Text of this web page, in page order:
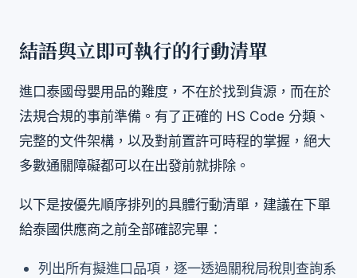
結語與立即可執行的行動清單
進口泰國母嬰用品的難度，不在於找到貨源，而在於
法規合規的事前準備。有了正確的 HS Code 分類、
完整的文件架構，以及對前置許可時程的掌握，絕大
多數通關障礙都可以在出發前就排除。
以下是按優先順序排列的具體行動清單，建議在下單
給泰國供應商之前全部確認完畢：
列出所有擬進口品項，逐一透過關稅局稅則查詢系